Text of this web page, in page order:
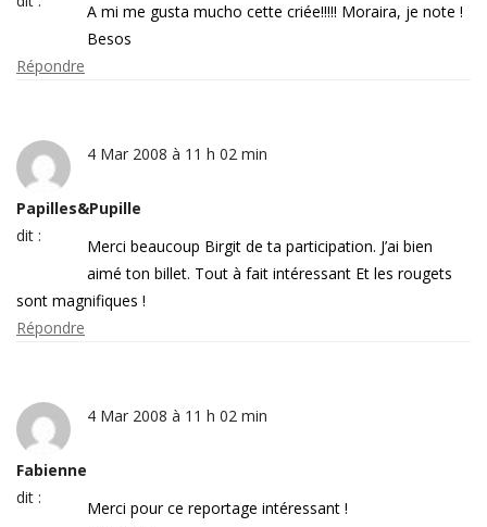
A mi me gusta mucho cette criée!!!!! Moraira, je note !
Besos
Répondre
Papilles&Pupille
dit :
4 Mar 2008 à 11 h 02 min
Merci beaucoup Birgit de ta participation. J’ai bien
aimé ton billet. Tout à fait intéressant Et les rougets
sont magnifiques !
Répondre
Fabienne
dit :
4 Mar 2008 à 11 h 02 min
Merci pour ce reportage intéressant !